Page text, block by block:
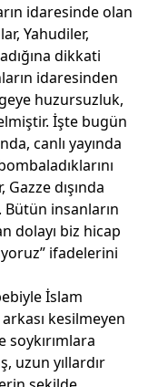
idaresinde olan
Yahudiler,
dikkati
idaresinden
huzursuzluk,
İşte bugün
canlı yayında
dışında
Bütün insanların
dolayı biz hicap
ifadelerini
İslam
kesilmeyen
uzun yıllardır